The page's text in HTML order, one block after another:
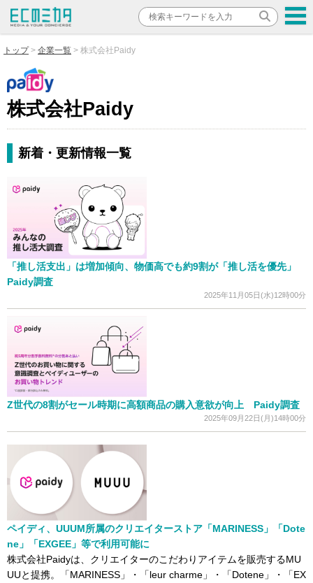
トップ 企業一覧 株式会社Paidy
株式会社Paidy
新着・更新情報一覧
「推し活支出」は増加傾向、物価高でも約9割が「推し活を優先」
Paidy調査
2025年11月05日(水)12時00分
Z世代の8割がセール時期に高額商品の購入意欲が向上 Paidy調査
2025年09月22日(月)14時00分
ペイディ、UUUM所属のクリエイターストア「MARINESS」「Dote
ne」「EXGEE」等で利用可能に
株式会社Paidyは、クリエイターのこだわりアイテムを販売するMU
UUと提携。「MARINESS」・「leur charme」・「Dotene」・「EX